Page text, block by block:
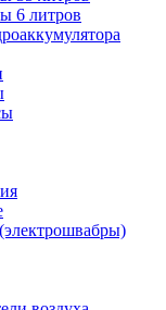
6 литров